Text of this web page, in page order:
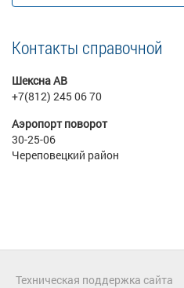
Контакты справочной
Шексна АВ
+7(812) 245 06 70
Аэропорт поворот
30-25-06
Череповецкий район
Техническая поддержка сайта